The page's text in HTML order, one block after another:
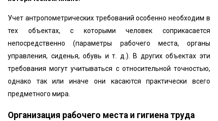
Учет антропометрических требований особенно необходим в
тех объектах, с которыми человек соприкасается
непосредственно (параметры рабочего места, органы
управления, сиденья, обувь и т. д.). В других объектах эти
требования могут учитываться с относительной точностью,
однако так или иначе они касаются практически всего
предметного мира.
Организация рабочего места и гигиена труда